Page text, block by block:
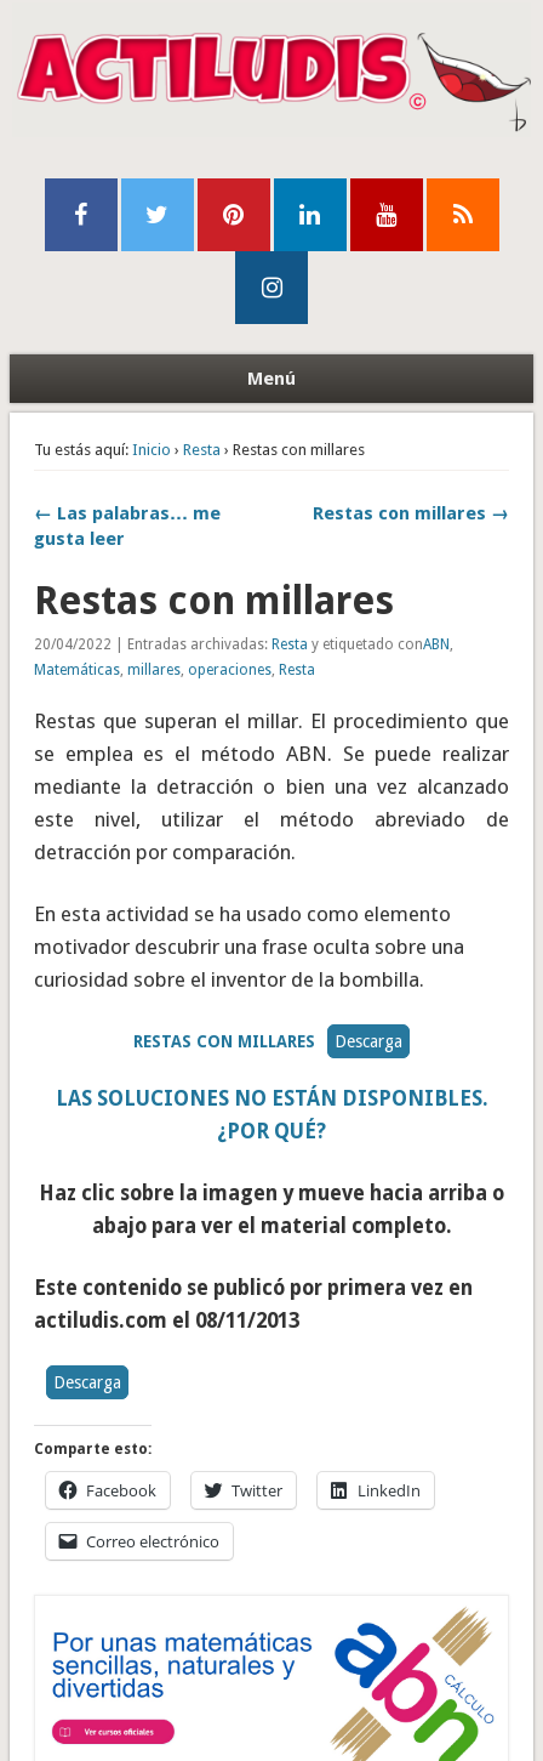
Menú
Tu estás aquí: Inicio › Resta › Restas con millares
← Las palabras… me
gusta leer
Restas con millares →
Restas con millares
20/04/2022 | Entradas archivadas: Resta y etiquetado conABN ,
Matemáticas, millares, operaciones, Resta
Restas que superan el millar. El procedimiento que
se emplea es el método ABN. Se puede realizar
mediante la detracción o bien una vez alcanzado
este nivel, utilizar el método abreviado de
detracción por comparación.
En esta actividad se ha usado como elemento
motivador descubrir una frase oculta sobre una
curiosidad sobre el inventor de la bombilla.
RESTAS CON MILLARES Descarga
LAS SOLUCIONES NO ESTÁN DISPONIBLES.
¿POR QUÉ?
Haz clic sobre la imagen y mueve hacia arriba o
abajo para ver el material completo.
Este contenido se publicó por primera vez en
actiludis.com el 08/11/2013
Descarga
Comparte esto:
Facebook Twitter LinkedIn
Correo electrónico